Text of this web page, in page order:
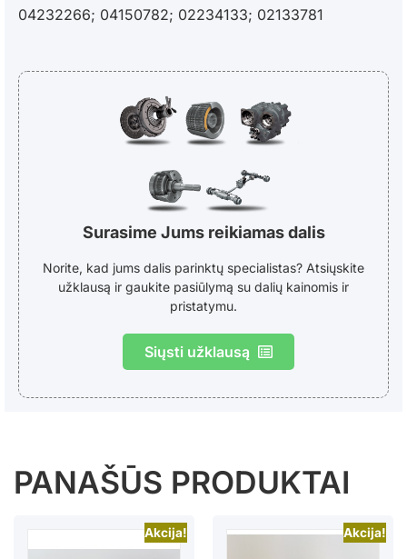
04232266; 04150782; 02234133; 02133781
Surasime Jums reikiamas dalis
Norite, kad jums dalis parinktų specialistas? Atsiųskite
užklausą ir gaukite pasiūlymą su dalių kainomis ir
pristatymu.
Siųsti užklausą
PANAŠŪS PRODUKTAI
Akcija! Akcija!